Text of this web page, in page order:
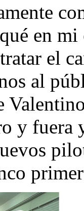
en
el
al
y fuera